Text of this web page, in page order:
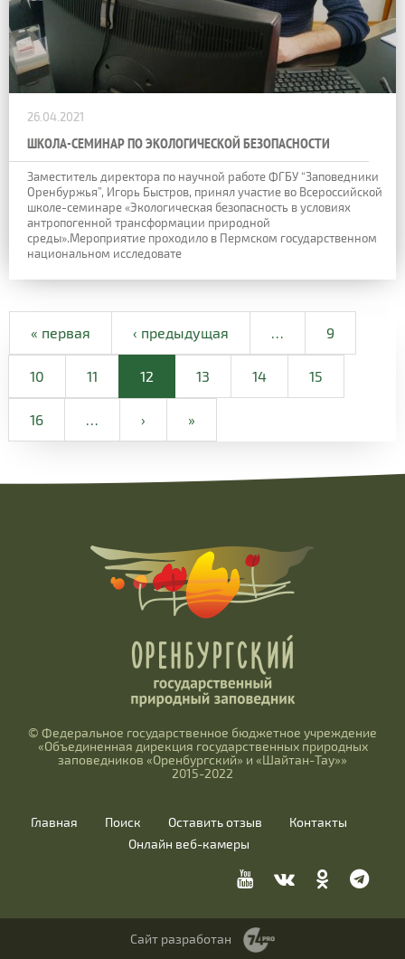
26.04.2021
ШКОЛА-СЕМИНАР ПО ЭКОЛОГИЧЕСКОЙ БЕЗОПАСНОСТИ
Заместитель директора по научной работе ФГБУ “Заповедники
Оренбуржья”, Игорь Быстров, принял участие во Всероссийской
школе-семинаре «Экологическая безопасность в условиях
антропогенной трансформации природной
среды».Мероприятие проходило в Пермском государственном
национальном исследовате
« первая ‹ предыдущая … 9
10 11 12 13 14 15
16 … › »
© Федеральное государственное бюджетное учреждение
«Объединенная дирекция государственных природных
заповедников «Оренбургский» и «Шайтан-Тау»»
2015-2022
Главная Поиск Оставить отзыв
Контакты
Онлайн веб-камеры
Сайт разработан